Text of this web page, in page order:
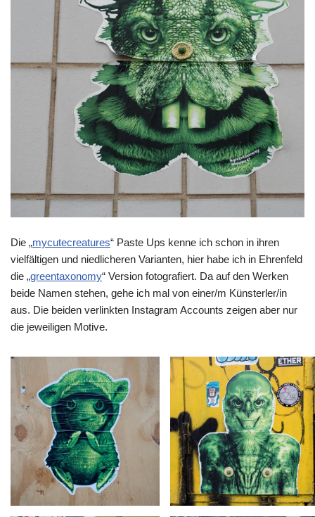
Die „mycutecreatures“ Paste Ups kenne ich schon in ihren
vielfältigen und niedlicheren Varianten, hier habe ich in Ehrenfeld
die „greentaxonomy“ Version fotografiert. Da auf den Werken
beide Namen stehen, gehe ich mal von einer/m Künsterler/in
aus. Die beiden verlinkten Instagram Accounts zeigen aber nur
die jeweiligen Motive.